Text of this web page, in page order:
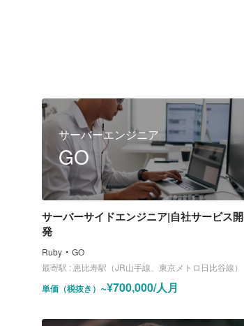
サーバーエンジニア
GO
サーバーサイドエンジニア|自社サービス開
発
Ruby ・ GO
最寄駅 :恵比寿駅（JR山手線、東京メトロ日比谷線）
単価（税抜き） ~¥700,000/人月